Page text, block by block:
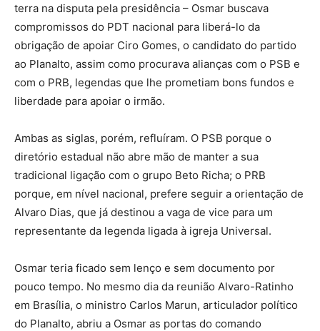
terra na disputa pela presidência – Osmar buscava
compromissos do PDT nacional para liberá-lo da
obrigação de apoiar Ciro Gomes, o candidato do partido
ao Planalto, assim como procurava alianças com o PSB e
com o PRB, legendas que lhe prometiam bons fundos e
liberdade para apoiar o irmão.
Ambas as siglas, porém, refluíram. O PSB porque o
diretório estadual não abre mão de manter a sua
tradicional ligação com o grupo Beto Richa; o PRB
porque, em nível nacional, prefere seguir a orientação de
Alvaro Dias, que já destinou a vaga de vice para um
representante da legenda ligada à igreja Universal.
Osmar teria ficado sem lenço e sem documento por
pouco tempo. No mesmo dia da reunião Alvaro-Ratinho
em Brasília, o ministro Carlos Marun, articulador político
do Planalto, abriu a Osmar as portas do comando